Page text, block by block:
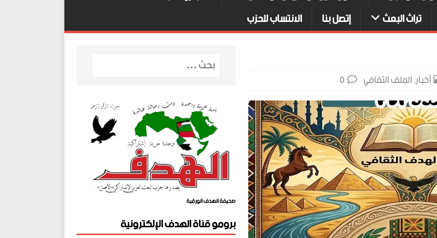
تراث البعث
إتصل بنا الانتساب للحزب
أخبار,الملف الثقافي 0
صحيفة الهدف الورقية
برومو قناة الهدف الإلكترونية